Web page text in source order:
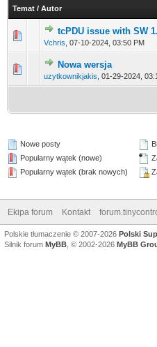
Temat / Autor
tcPDU issue with SW
Vchris 07-10-2024, 03:50 PM
0 głosów - średnia 12
Nowa wersja
uzytkownikjakis 01-29-2024,
0 głosów - średnia
Nowe posty
Popularny wątek (nowe)
Popularny wątek (brak nowych)
Ekipa forum Kontakt
Polskie tłumaczenie © 2007-2026 Polski
Silnik forum MyBB , © 2002-2026 MyBB